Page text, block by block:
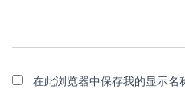
在此浏览器中保存我的显示名